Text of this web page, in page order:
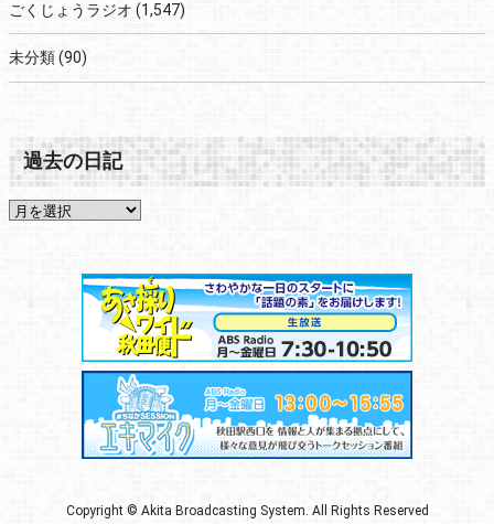
ごくじょうラジオ (1,547)
未分類(90)
過去の日記
Copyright © Akita Broadcasting System. All Rights Reserved